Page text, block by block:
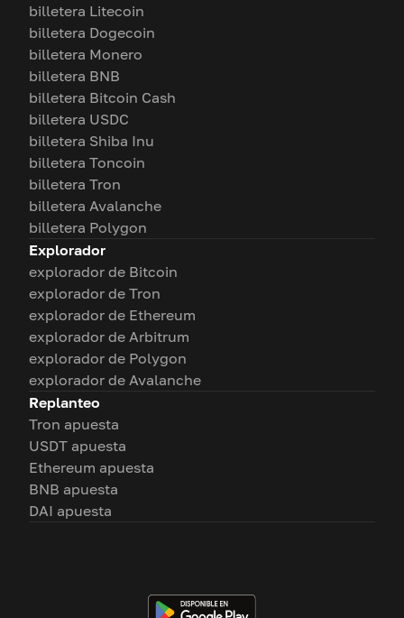
billetera Litecoin
billetera Dogecoin
billetera Monero
billetera BNB
billetera Bitcoin Cash
billetera USDC
billetera Shiba Inu
billetera Toncoin
billetera Tron
billetera Avalanche
billetera Polygon
Explorador
explorador de Bitcoin
explorador de Tron
explorador de Ethereum
explorador de Arbitrum
explorador de Polygon
explorador de Avalanche
Replanteo
Tron apuesta
USDT apuesta
Ethereum apuesta
BNB apuesta
DAI apuesta